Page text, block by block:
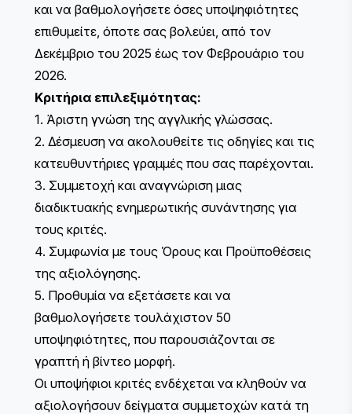
και να βαθμολογήσετε όσες υποψηφιότητες
επιθυμείτε, όποτε σας βολεύει, από τον
Δεκέμβριο του 2025 έως τον Φεβρουάριο του
2026.
Κριτήρια επιλεξιμότητας:
1. Άριστη γνώση της αγγλικής γλώσσας.
2. Δέσμευση να ακολουθείτε τις οδηγίες και τις
κατευθυντήριες γραμμές που σας παρέχονται.
3. Συμμετοχή και αναγνώριση μιας
διαδικτυακής ενημερωτικής συνάντησης για
τους κριτές.
4. Συμφωνία με τους Όρους και Προϋποθέσεις
της αξιολόγησης.
5. Προθυμία να εξετάσετε και να
βαθμολογήσετε τουλάχιστον 50
υποψηφιότητες, που παρουσιάζονται σε
γραπτή ή βίντεο μορφή.
Οι υποψήφιοι κριτές ενδέχεται να κληθούν να
αξιολογήσουν δείγματα συμμετοχών κατά τη